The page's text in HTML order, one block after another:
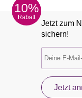
10%
Rabatt
Jetzt zum
sichern!
Jetzt